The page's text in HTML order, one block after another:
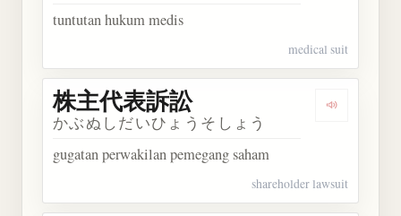
tuntutan hukum medis
medical suit
Dengarkan
株主代表訴訟
かぶぬしだいひょうそしょう
gugatan perwakilan pemegang saham
shareholder lawsuit